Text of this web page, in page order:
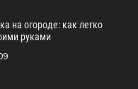
на огороде: как легко
руками